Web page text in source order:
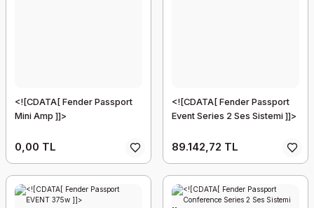
<![CDATA[ Fender Passport
Mini Amp ]]>
0,00 TL
<![CDATA[ Fender Passport
Event Series 2 Ses Sistemi ]]>
89.142,72 TL